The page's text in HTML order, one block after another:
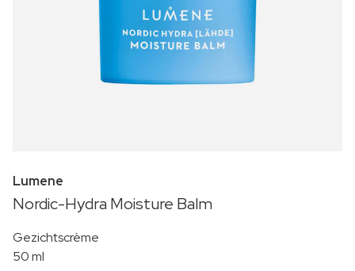
Lumene
Nordic-Hydra Moisture Balm
Gezichtscrème
50 ml